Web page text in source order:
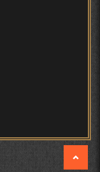
90-УМИ АСРИ
ТОҶИК. РӮЗИИ